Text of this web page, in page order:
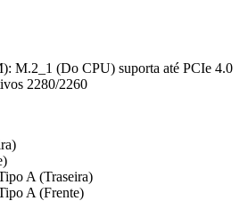
M.2_1 (Do CPU) suporta até PCIe 4.0
2280/2260
A (Traseira)
A (Frente)